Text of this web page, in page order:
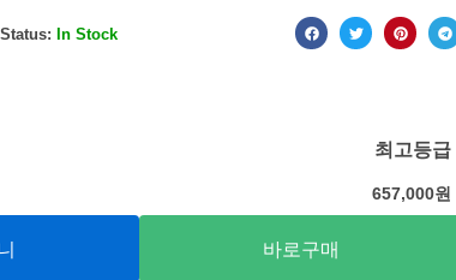
Status: In Stock
최고등급
657,000원
바로구매